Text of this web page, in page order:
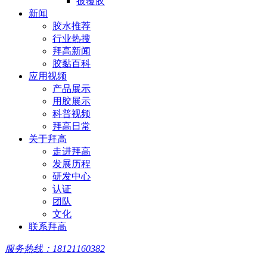
新闻
胶水推荐
行业热搜
拜高新闻
胶黏百科
应用视频
产品展示
用胶展示
科普视频
拜高日常
关于拜高
走进拜高
发展历程
研发中心
认证
团队
文化
联系拜高
服务热线：18121160382